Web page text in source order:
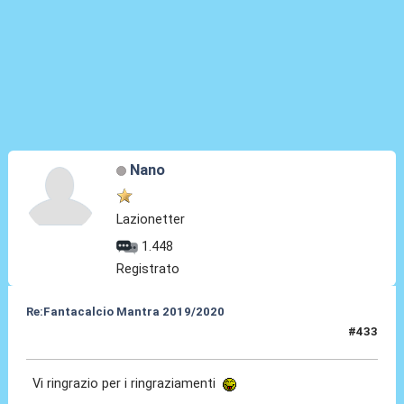
Nano
Lazionetter
1.448
Registrato
Re:Fantacalcio Mantra 2019/2020
#433
Vi ringrazio per i ringraziamenti